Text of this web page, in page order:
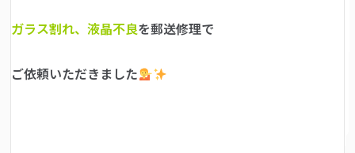
ガラス割れ、液晶不良を郵送修理で
ご依頼いただきました